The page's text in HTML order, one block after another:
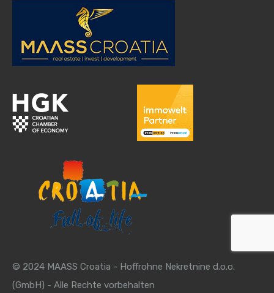
© 2024 MAASS Croatia - Hoffrohne Nekretnine d.o.o.
(GmbH) - Alle Rechte vorbehalten